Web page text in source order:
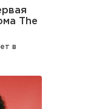
The
в